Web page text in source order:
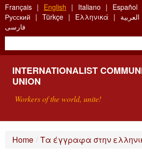
Skip
to
main
content
Français English Italiano Español
Русский
Türkçe Ελληνικά العربية
فارسی
INTERNATIONALIST
UNION
Workers of the world, unite!
Home / Τα έγγραφα στην